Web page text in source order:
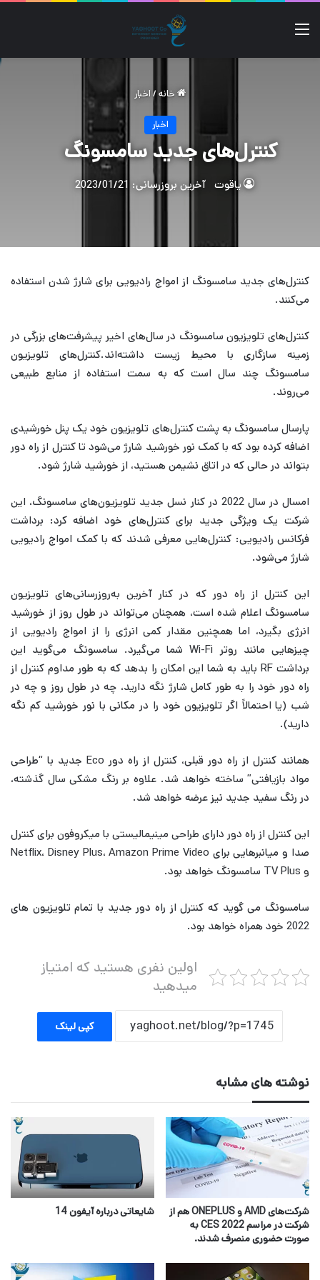
منو
خانه/ اخبار
اخبار
کنترل‌های جدید سامسونگ
یاقوت آخرین بروزرسانی: 2023/01/21
کنترل‌های جدید سامسونگ از امواج رادیویی برای شارژ شدن استفاده
می‌کنند.
کنترل‌های تلویزیون سامسونگ در سال‌های اخیر پیشرفت‌های بزرگی در
زمینه سازگاری با محیط زیست داشته‌اند.کنترل‌های تلویزیون
سامسونگ چند سال است که به سمت استفاده از منابع طبیعی
می‌روند.
پارسال سامسونگ به پشت کنترل‌های تلویزیون خود یک پنل خورشیدی
اضافه کرده بود که با کمک نور خورشید شارژ می‌شود تا کنترل از راه دور
بتواند در حالی که در اتاق نشیمن هستید، از خورشید شارژ شود.
امسال در سال 2022 در کنار نسل جدید تلویزیون‌های سامسونگ، این
شرکت یک ویژگی جدید برای کنترل‌های خود اضافه کرد: برداشت
فرکانس رادیویی: کنترل‌هایی معرفی شدند که با کمک امواج رادیویی
شارژ می‌شود.
این کنترل از راه دور که در کنار آخرین به‌روزرسانی‌های تلویزیون
سامسونگ اعلام شده است، همچنان می‌تواند در طول روز از خورشید
انرژی بگیرد، اما همچنین مقدار کمی انرژی را از امواج رادیویی از
چیزهایی مانند روتر Wi-Fi شما می‌گیرد. سامسونگ می‌گوید این
برداشت RF باید به شما این امکان را بدهد که به طور مداوم کنترل از
راه دور خود را به طور کامل شارژ نگه دارید، چه در طول روز و چه در
شب (یا احتمالاً اگر تلویزیون خود را در مکانی با نور خورشید کم نگه
دارید).
همانند کنترل از راه دور قبلی، کنترل از راه دور Eco جدید با “طراحی
مواد بازیافتی” ساخته خواهد شد. علاوه بر رنگ مشکی سال گذشته،
در رنگ سفید جدید نیز عرضه خواهد شد.
این کنترل از راه دور دارای طراحی مینیمالیستی با میکروفون برای کنترل
صدا و میانبرهایی برای Netflix، Disney Plus، Amazon Prime Video
و TV Plus سامسونگ خواهد بود.
سامسونگ می گوید که کنترل از راه دور جدید با تمام تلویزیون های
2022 خود همراه خواهد بود.
اولین نفری هستید که امتیاز
میدهید
کپی لینک
نوشته های مشابه
شرکت‌های AMD و ONEPLUS هم از
شرکت در مراسم CES 2022 به
صورت حضوری منصرف شدند.
شایعاتی درباره آیفون 14